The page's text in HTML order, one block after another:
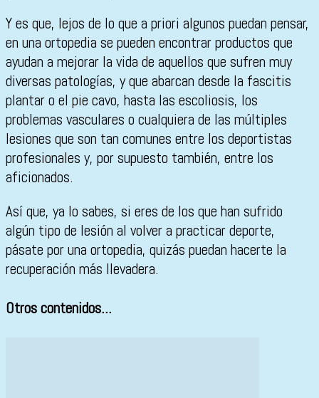
Y es que, lejos de lo que a priori algunos puedan pensar,
en una ortopedia se pueden encontrar productos que
ayudan a mejorar la vida de aquellos que sufren muy
diversas patologías, y que abarcan desde la fascitis
plantar o el pie cavo, hasta las escoliosis, los
problemas vasculares o cualquiera de las múltiples
lesiones que son tan comunes entre los deportistas
profesionales y, por supuesto también, entre los
aficionados.
Así que, ya lo sabes, si eres de los que han sufrido
algún tipo de lesión al volver a practicar deporte,
pásate por una ortopedia, quizás puedan hacerte la
recuperación más llevadera.
Otros contenidos...